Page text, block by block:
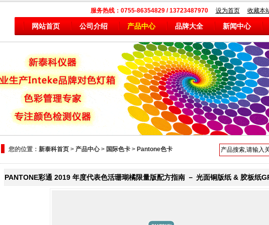
收藏本
设为首页
服务热线：0755-86354829 / 13723487970
网站首页 公司介绍 产品中心 品牌大全 新闻中心
您的位置： 新泰科首页> 产品中心> 国际色卡> Pantone色卡
PANTONE彩通 2019 年度代表色活珊瑚橘限量版配方指南 － 光面铜版纸 & 胶板纸